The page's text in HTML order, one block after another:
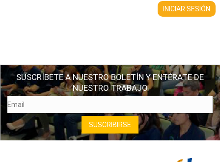
SUSCRÍBETE A NUESTRO BOLETÍN Y ENTÉRATE DE
NUESTRO TRABAJO